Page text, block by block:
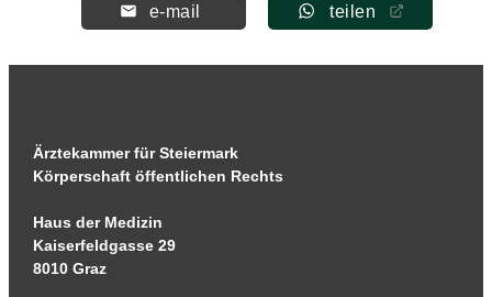
e-mail teilen
Ärztekammer für Steiermark
Körperschaft öffentlichen Rechts
Haus der Medizin
Kaiserfeldgasse 29
8010 Graz